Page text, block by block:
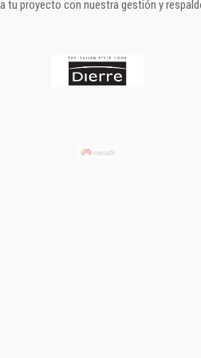
tu proyecto con nuestra gestión y